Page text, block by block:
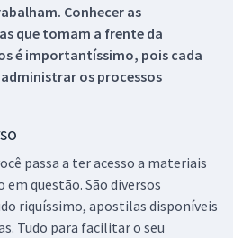
Conhecer as
que tomam a frente da
é importantíssimo, pois cada
os processos
passa a ter acesso a materiais
em questão. São diversos
riquíssimo, apostilas disponíveis
Tudo para facilitar o seu